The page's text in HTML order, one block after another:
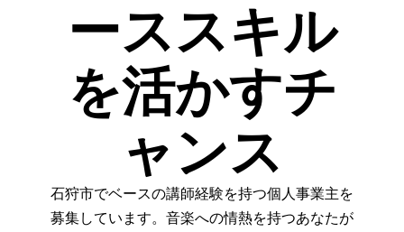
ーススキル
を活かすチ
ャンス
石狩市でベースの講師経験を持つ個人事業主を
募集しています。音楽への情熱を持つあなたが